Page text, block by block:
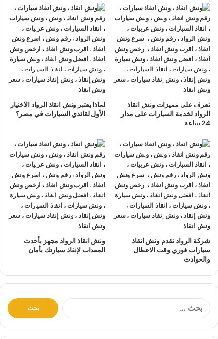
تليفونونش انقاذ سياراتفي صلاح سالم
ونش انقاذ صلاح سالمنحنأرخص ونش أنقاذفي صلاح سالم و
أسرع ونش إنقاذفي صلاح سالم و أقرب ونش إنقاذ في صلاح سالم
دائما اوناشنا بالقرب منك ,ونش انقاذصلاح سالم منونش انقاذ
الرواد نعمل منذ 33 عاما ومتخصصون في أنقاذ ورفع السيارات
وخدمات الإنقاذ السريع ولدينا اسطولسيارات إنقاذ منتشرة في
صلاح سالم و جميع انحاء الجمهورية لإنقاذ و رفع السيارات المعطلة و
سيارات الحوادث.
تتميز خدمة
لإنقاذ و رفع السيارات بالأتي :
نتعهد بوصولونش الانقاذ بسرعة إلىموقعك في صلاح سالم
خلال 10 دقائق بحد اقصي.
يمكنك الاتصال بنا أو ارسال موقعك علي الواتساب أوإرسال
بريد إلكتروني إلى أحد ممثلينا الموجودين لارسالأقرب ونش
انقاذ اليك في أي وقت.
اجزاء سياراتك.
لدينا
اقرب ونش انقاذ سياراتكما نقدم خدمةانقاذ سياراتباقل
سعر بدون رسوم اضافية و بدون اكراميات.
نقوم بتتبع جميعسيارات الانقاذمن خلال GPS.
يوجدونش انقاذ سيارات
على مدار 24 ساعة طوال أيام
الأسبوع.
تعرف على مميزات ونش انقاذ
الرواد لخدمة السيارات على مدار
24 ساعة
لماذا يعتبر ونش انقاذ الرواد الاختيار
الأول لقائدي السيارات في مصر؟
شركة الرواد تقدم ونش انقاذ
سيارات فوري وقت الاعطال
والحوادث
ونش انقاذ الرواد مجهز بأحدث
المعدات لإنقاذ سيارتك بأمان